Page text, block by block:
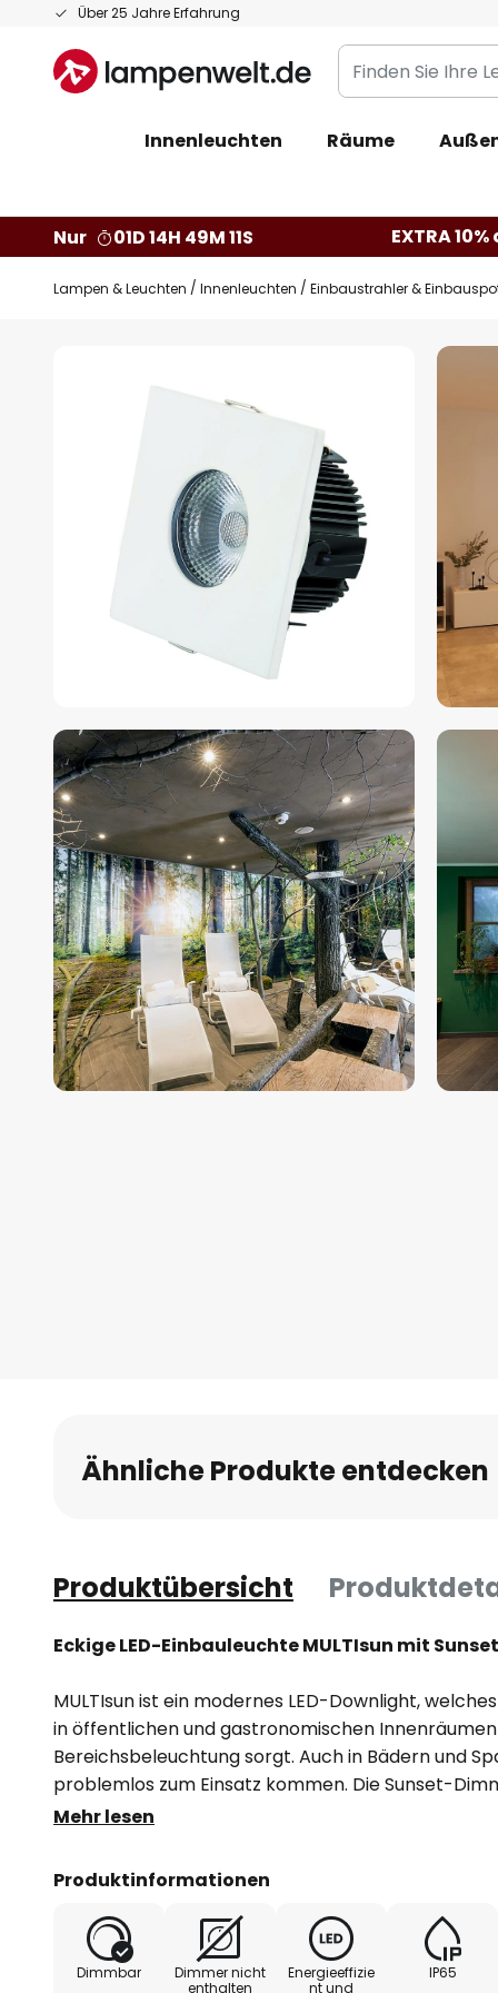
Über 25 Jahre Erfahrung
Zum
springen
Finden
Sie
Leuchte...
Innenleuchten Räume
Nur
01D 14H 49M 10S EXTRA
Lampen & Leuchten Innenleuchten Einbaustrahler &
Ähnliche Produkte entdecken
Produktübersicht
Eckige LED-Einbauleuchte MULTIsun mit
MULTIsun ist ein modernes LED-Downlight,
in öffentlichen und gastronomischen
Bereichsbeleuchtung sorgt. Auch in Bädern und
problemlos zum Einsatz kommen. Die Sunset-
während des Dimmens die Farbtemperatur des
Die quadratische Frontblende kann ausgetauscht
- inklusive Netzteil (dimmbar über
Mehr lesen
Produktinformationen
Dimmbar
Dimmer nicht
enthalten
Energieeffizie
nt und
IP65